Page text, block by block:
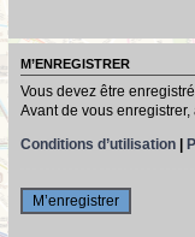
M’ENREGISTRER
Vous devez être
Avant de vous
Conditions d’utilisation
M’enregistrer